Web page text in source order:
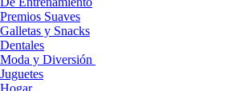
Premios Suaves
Galletas y Snacks
Dentales
Moda y Diversión
Juguetes
Hogar